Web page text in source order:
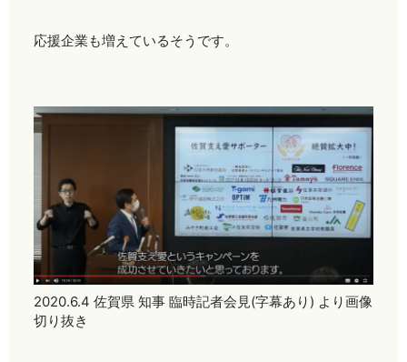
応援企業も増えているそうです。
2020.6.4 佐賀県 知事 臨時記者会見(字幕あり) より画像
切り抜き